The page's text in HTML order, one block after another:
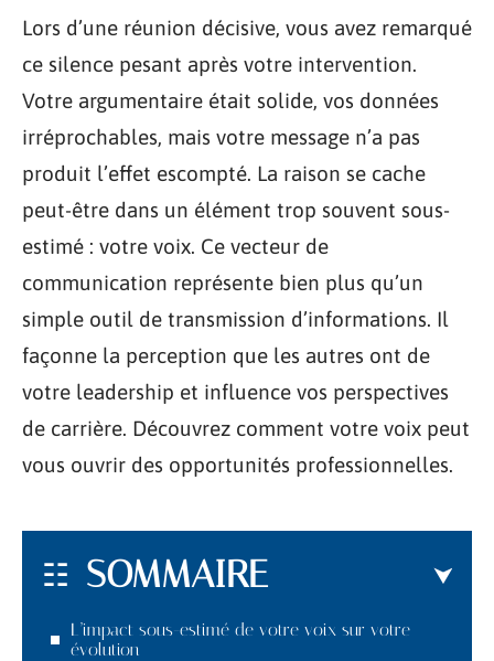
Lors d’une réunion décisive, vous avez remarqué
ce silence pesant après votre intervention.
Votre argumentaire était solide, vos données
irréprochables, mais votre message n’a pas
produit l’effet escompté. La raison se cache
peut-être dans un élément trop souvent sous-
estimé : votre voix. Ce vecteur de
communication représente bien plus qu’un
simple outil de transmission d’informations. Il
façonne la perception que les autres ont de
votre leadership et influence vos perspectives
de carrière. Découvrez comment votre voix peut
vous ouvrir des opportunités professionnelles.
SOMMAIRE
L’impact sous-estimé de votre voix sur votre
évolution